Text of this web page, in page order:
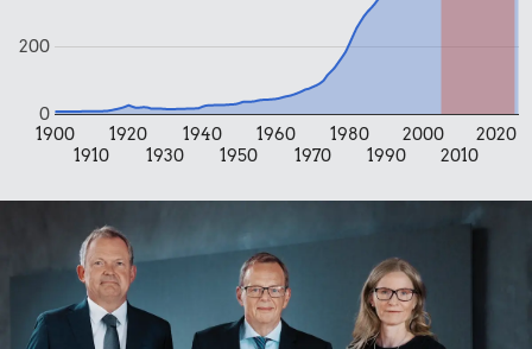
12 kr.
66 kr.
Biografbillet 6 æg
1900
1910
1920
1930
1940
1950
1960
1970
1980
1990
2000
2010
2020
0
200